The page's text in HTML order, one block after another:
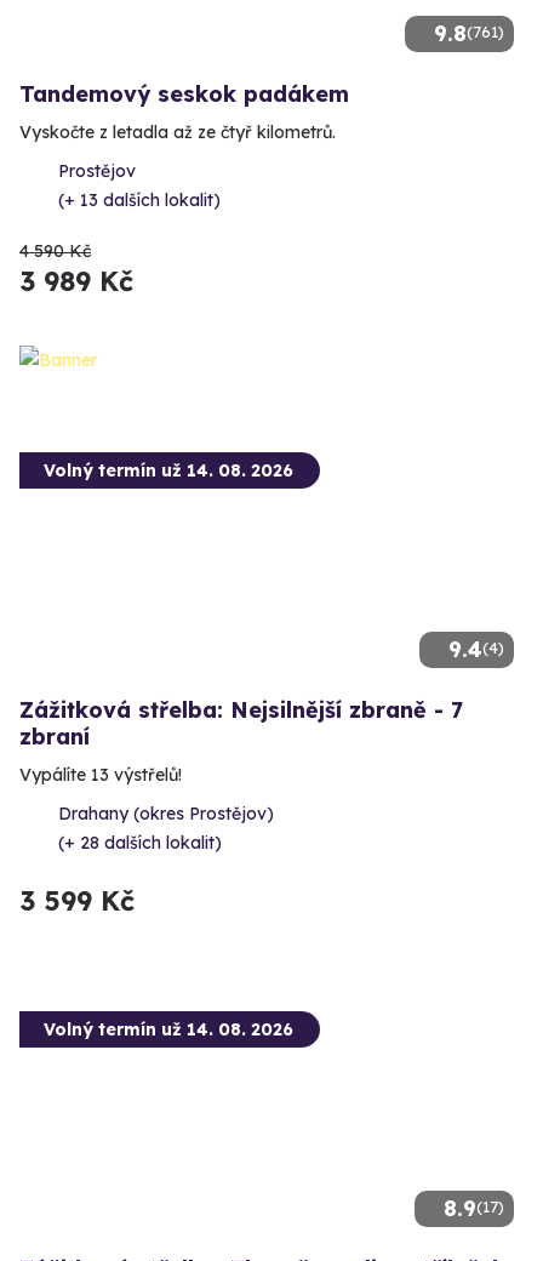
9.8(761)
Tandemový seskok padákem
Vyskočte z letadla až ze čtyř kilometrů.
Prostějov
(+ 13 dalších lokalit)
4 590 Kč
3 989 Kč
9.4(4)
Volný termín už 14. 08. 2026
Zážitková střelba: Nejsilnější zbraně - 7
zbraní
Vypálíte 13 výstřelů!
Drahany (okres Prostějov)
(+ 28 dalších lokalit)
3 599 Kč
8.9(17)
Volný termín už 14. 08. 2026